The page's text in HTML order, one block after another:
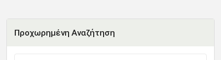
Προχωρημένη Αναζήτηση